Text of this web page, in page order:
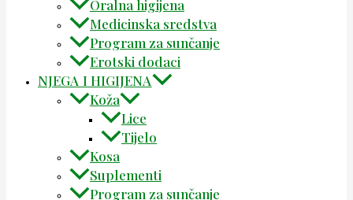
Oralna higijena
Medicinska sredstva
Program za sunčanje
Erotski dodaci
NJEGA I HIGIJENA
Koža
Lice
Tijelo
Kosa
Suplementi
Program za sunčanje